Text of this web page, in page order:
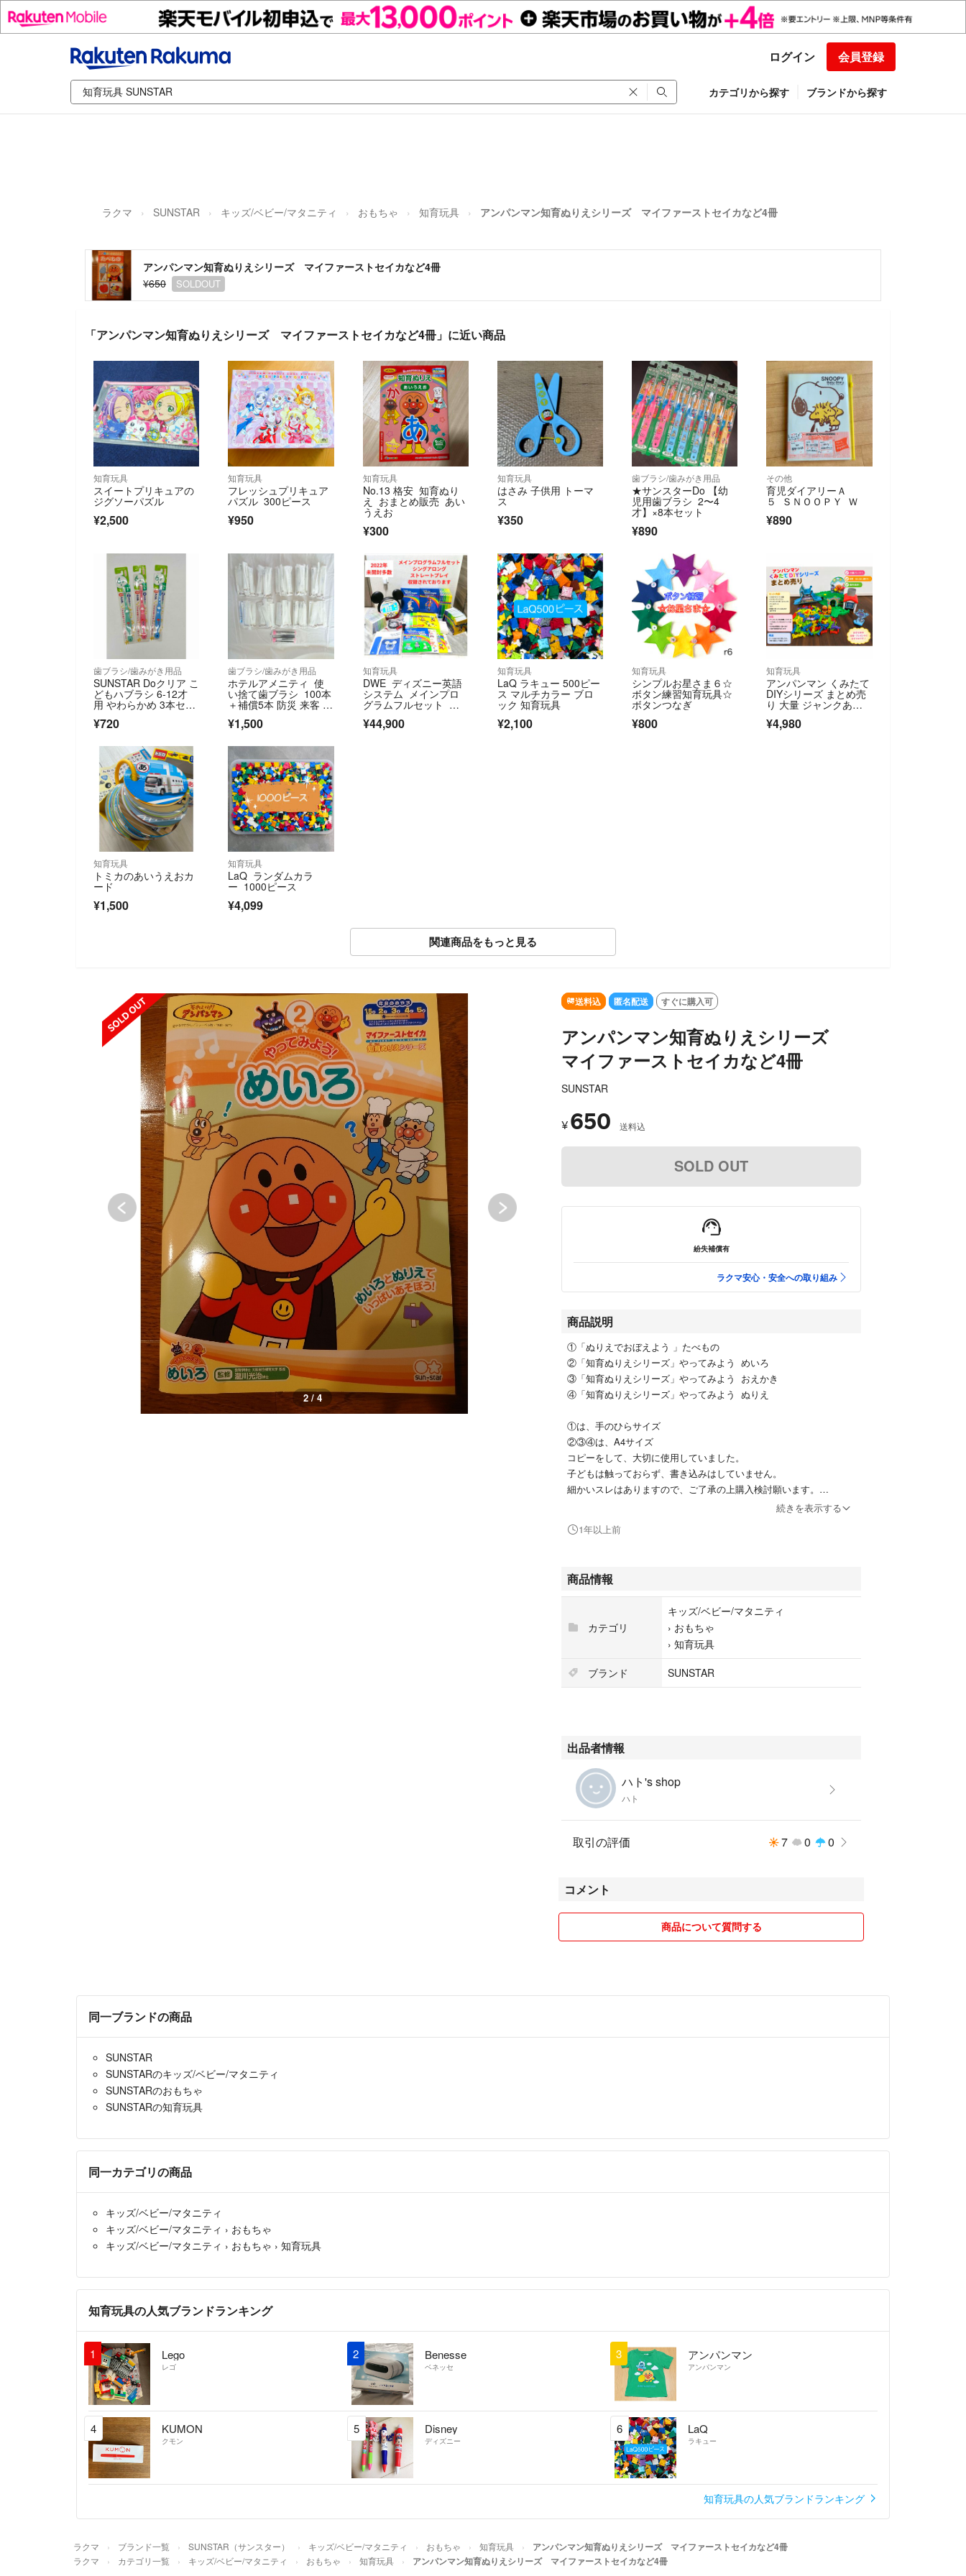
ログイン 会員登録
カテゴリから探す ブランドから探す
ラクマ SUNSTAR キッズ/ベビー/マタニティ おもちゃ 知育玩具 アンパンマン知育ぬりえシリーズ マイファーストセイカなど4冊
アンパンマン知育ぬりえシリーズ マイファーストセイカなど4冊
¥650
SOLDOUT
「アンパンマン知育ぬりえシリーズ マイファーストセイカなど4冊」に近い商品
知育玩具
スイートプリキュアの
ジグソーパズル
¥2,500
知育玩具
フレッシュプリキュア
パズル 300ピース
¥950
知育玩具
No.13 格安 知育ぬり
え おまとめ販売 あい
うえお
¥300
知育玩具
はさみ 子供用 トーマ
ス
¥350
歯ブラシ/歯みがき用品
★サンスターDo 【幼
児用歯ブラシ 2〜4
才】×8本セット
¥890
その他
育児ダイアリーＡ
５ ＳＮＯＯＰＹ Ｗ
¥890
歯ブラシ/歯みがき用品
SUNSTAR Doクリア こ
どもハブラシ 6-12才
用 やわらかめ 3本セッ
¥720
歯ブラシ/歯みがき用品
ホテルアメニティ 使
い捨て歯ブラシ 100本
＋補償5本 防災 来客 掃
¥1,500
知育玩具
DWE ディズニー英語
システム メインプロ
グラムフルセット ミ
封多数
¥44,900
知育玩具
LaQ ラキュー 500ピー
ス マルチカラー ブロ
ック 知育玩具
¥2,100
知育玩具
シンプルお星さま６☆
ボタン練習知育玩具☆
ボタンつなぎ
¥800
知育玩具
アンパンマン くみたて
DIYシリーズ まとめ売
り 大量 ジャンクあ
¥4,980
知育玩具
トミカのあいうえおカ
ード
¥1,500
知育玩具
LaQ ランダムカラ
ー 1000ピース
¥4,099
関連商品をもっと見る
SOLD OUT SOLD OUT
3 / 4
送料込 匿名配送 すぐに購入可
アンパンマン知育ぬりえシリーズ
マイファーストセイカなど4冊
SUNSTAR
¥ 650 送料込
SOLD OUT
紛失補償有
ラクマ安心・安全への取り組み
商品説明
①「ぬりえでおぼえよう 」たべもの
②「知育ぬりえシリーズ」やってみよう めいろ
③「知育ぬりえシリーズ」やってみよう おえかき
④「知育ぬりえシリーズ」やってみよう ぬりえ
①は、手のひらサイズ
②③④は、A4サイズ
コピーをして、大切に使用していました。
子どもは触っておらず、書き込みはしていません。
細かいスレはありますので、ご了承の上購入検討願います。
#おもちゃ
#知育玩具
#めいろ
続きを表示する
1年以上前
商品情報
カテゴリ
キッズ/ベビー/マタニティ
› おもちゃ
› 知育玩具
ブランド
SUNSTAR
出品者情報
ハト's shop
ハト
取引の評価 7 0 0
コメント
商品について質問する
同一ブランドの商品
SUNSTAR
SUNSTARのキッズ/ベビー/マタニティ
SUNSTARのおもちゃ
SUNSTARの知育玩具
同一カテゴリの商品
キッズ/ベビー/マタニティ
キッズ/ベビー/マタニティ › おもちゃ
キッズ/ベビー/マタニティ › おもちゃ › 知育玩具
知育玩具の人気ブランドランキング
1 Lego
レゴ
2 Benesse
ベネッセ
3 アンパンマン
アンパンマン
4 KUMON
クモン
5 Disney
ディズニー
6 LaQ
ラキュー
知育玩具の人気ブランドランキング
ラクマ ブランド一覧 SUNSTAR（サンスター） キッズ/ベビー/マタニティ おもちゃ 知育玩具 アンパンマン知育ぬりえシリーズ マイファーストセイカなど4冊
ラクマ カテゴリ一覧 キッズ/ベビー/マタニティ おもちゃ 知育玩具 アンパンマン知育ぬりえシリーズ マイファーストセイカなど4冊